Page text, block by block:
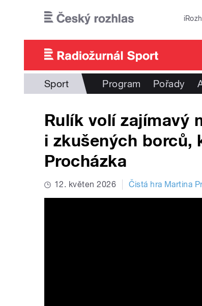
Sport Program Pořady
Rulík volí zajímavý
i zkušených borců,
Procházka
12. květen 2026 Čistá hra Martina